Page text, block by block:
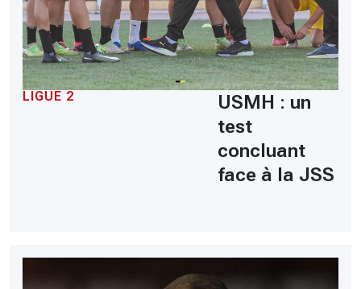
LIGUE 2
USMH : un
test
concluant
face à la JSS